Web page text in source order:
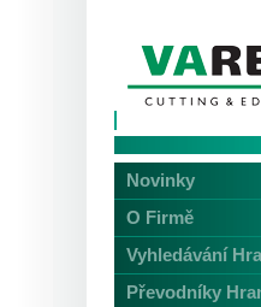
Novinky
O Firmě
Vyhledávání
Převodníky